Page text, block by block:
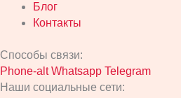
Блог
Контакты
Способы связи:
Phone-alt Whatsapp Telegram
Наши социальные сети: